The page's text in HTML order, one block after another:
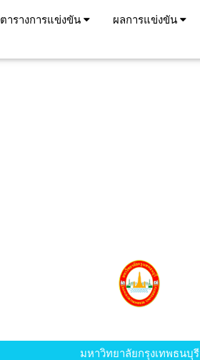
ตารางการแข่งขัน ผลการแข่งขัน
มหาวิทยาลัยกรุงเทพธนบุรี